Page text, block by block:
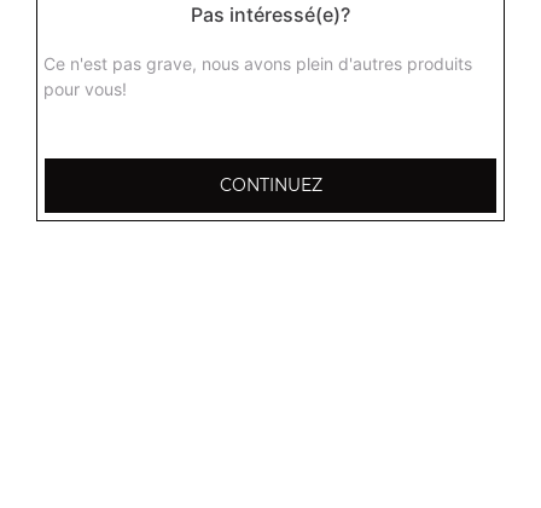
Pas intéressé(e)?
Ce n'est pas grave, nous avons plein d'autres produits
pour vous!
CONTINUEZ